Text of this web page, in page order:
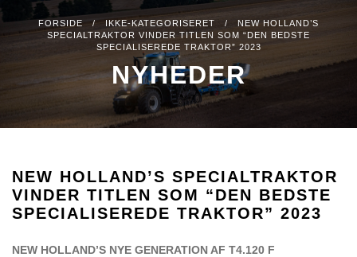
FORSIDE / IKKE-KATEGORISERET / NEW HOLLAND’S
SPECIALTRAKTOR VINDER TITLEN SOM “DEN BEDSTE
SPECIALISEREDE TRAKTOR” 2023
NYHEDER
NEW HOLLAND’S SPECIALTRAKTOR
VINDER TITLEN SOM “DEN BEDSTE
SPECIALISEREDE TRAKTOR” 2023
NEW HOLLAND’S NYE GENERATION AF T4.120 F